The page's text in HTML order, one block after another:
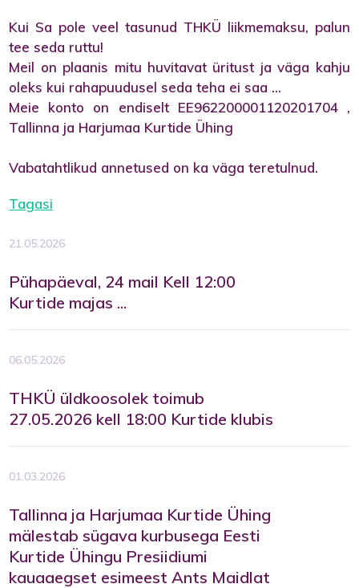
Kui Sa pole veel tasunud THKÜ liikmemaksu, palun
tee seda ruttu!
Meil on plaanis mitu huvitavat üritust ja väga kahju
oleks kui rahapuudusel seda teha ei saa ...
Meie konto on endiselt EE962200001120201704 ,
Tallinna ja Harjumaa Kurtide Ühing
Vabatahtlikud annetused on ka väga teretulnud.
Tagasi
21.05.2026
Pühapäeval, 24 mail Kell 12:00
Kurtide majas ...
06.05.2026
THKÜ üldkoosolek toimub
27.05.2026 kell 18:00 Kurtide klubis
01.03.2026
Tallinna ja Harjumaa Kurtide Ühing
mälestab sügava kurbusega Eesti
Kurtide Ühingu Presiidiumi
kauaaegset esimeest Ants Maidlat